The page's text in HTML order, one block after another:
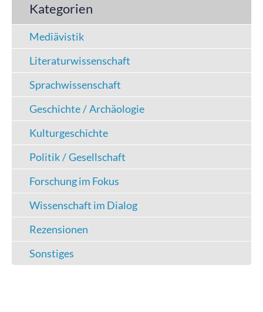
Kategorien
Mediävistik
Literaturwissenschaft
Sprachwissenschaft
Geschichte / Archäologie
Kulturgeschichte
Politik / Gesellschaft
Forschung im Fokus
Wissenschaft im Dialog
Rezensionen
Sonstiges